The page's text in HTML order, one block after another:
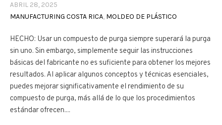
ABRIL 28, 2025
MANUFACTURING COSTA RICA, MOLDEO DE PLÁSTICO
HECHO: Usar un compuesto de purga siempre superará la purga
sin uno. Sin embargo, simplemente seguir las instrucciones
básicas del fabricante no es suficiente para obtener los mejores
resultados. Al aplicar algunos conceptos y técnicas esenciales,
puedes mejorar significativamente el rendimiento de su
compuesto de purga, más allá de lo que los procedimientos
estándar ofrecen....